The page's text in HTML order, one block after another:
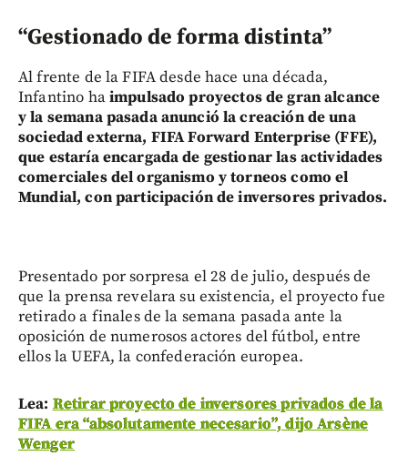
“Gestionado de forma distinta”
Al frente de la FIFA desde hace una década,
Infantino haimpulsado proyectos de gran alcance
y la semana pasada anunció la creación de una
sociedad externa, FIFA Forward Enterprise (FFE),
que estaría encargada de gestionar las actividades
comerciales del organismo y torneos como el
Mundial, con participación de inversores privados.
Presentado por sorpresa el 28 de julio, después de
que la prensa revelara su existencia, el proyecto fue
retirado a finales de la semana pasada ante la
oposición de numerosos actores del fútbol, entre
ellos la UEFA, la confederación europea.
Lea: Retirar proyecto de inversores privados de la
FIFA era “absolutamente necesario”, dijo Arsène
Wenger